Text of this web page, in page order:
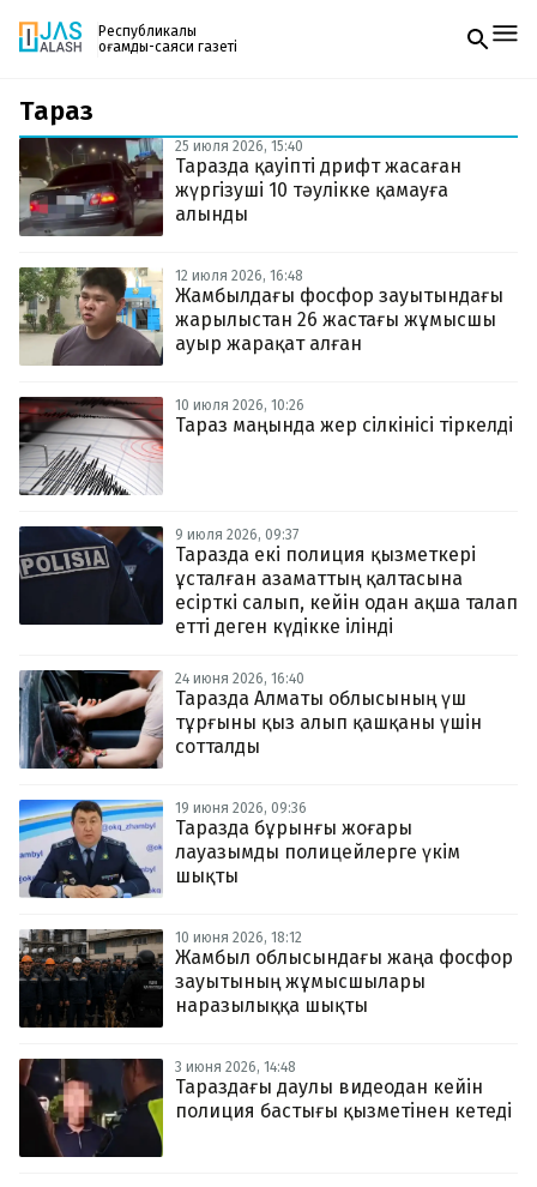
Республикалық
қоғамдық-саяси газеті
Жаңалықтар
Спорт
Live
Руханият
Аймақ
Архив
Заң және тәртіп
Редакциямен байланыс
+7 708 604 51 06
Жарнама бөлімі
Пошта
zhasalash100@gmail.com
Газетке жазылу
PDF форматтағы газетті ай сайын электронды
поштаңызға алып отырыңыз. Жаңа нөмір
шыққан сәтте сізге бірден жіберіледі. Тек email
Тараз
25 июля 2026, 15:40
Таразда қауіпті дрифт жасаған
жүргізуші 10 тәулікке қамауға
алынды
12 июля 2026, 16:48
Жамбылдағы фосфор зауытындағы
жарылыстан 26 жастағы жұмысшы
ауыр жарақат алған
10 июля 2026, 10:26
Тараз маңында жер сілкінісі тіркелді
9 июля 2026, 09:37
Таразда екі полиция қызметкері
ұсталған азаматтың қалтасына
есірткі салып, кейін одан ақша талап
етті деген күдікке ілінді
24 июня 2026, 16:40
Таразда Алматы облысының үш
тұрғыны қыз алып қашқаны үшін
сотталды
19 июня 2026, 09:36
Таразда бұрынғы жоғары
лауазымды полицейлерге үкім
шықты
10 июня 2026, 18:12
Жамбыл облысындағы жаңа фосфор
зауытының жұмысшылары
наразылыққа шықты
3 июня 2026, 14:48
Тараздағы даулы видеодан кейін
полиция бастығы қызметінен кетеді